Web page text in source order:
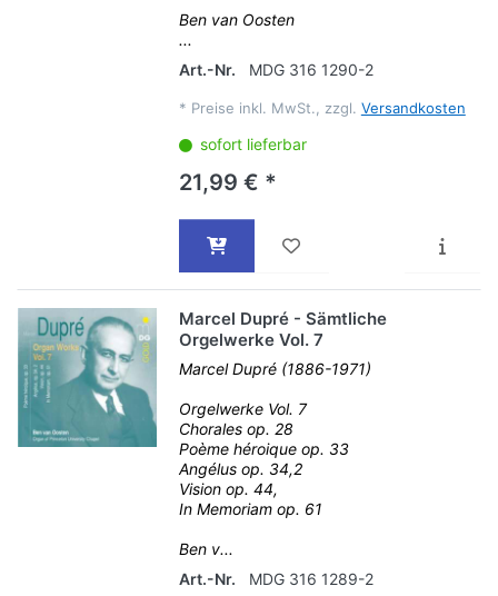
Ben van Oosten
...
Art.-Nr.
MDG 316 1290-2
* Preise inkl. MwSt., zzgl. Versandkosten
sofort lieferbar
21,99 € *
Marcel Dupré - Sämtliche
Orgelwerke Vol. 7
Marcel Dupré (1886-1971)
Orgelwerke Vol. 7
Chorales op. 28
Poème héroique op. 33
Angélus op. 34,2
Vision op. 44,
In Memoriam op. 61
Ben v...
Art.-Nr.
MDG 316 1289-2